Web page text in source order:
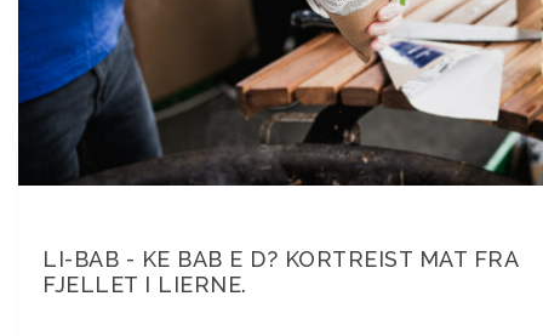
LI-BAB - KE BAB E D? KORTREIST MAT FRA
FJELLET I LIERNE.